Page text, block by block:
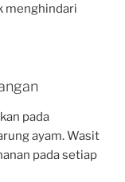
menghindari
pada
ayam. Wasit
pada setiap